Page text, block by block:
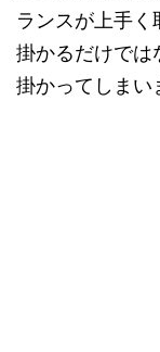
ランスが上手
掛かるだけでは
掛かってしまい